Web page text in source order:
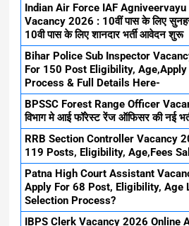
Indian Air Force IAF
Vacancy 2026 : 10वीं पास के लिए
10वी पास के लिए शानदार भर्ती आवेदन शुरू
Bihar Police Sub Inspector
For 150 Post Eligibility,
Process & Full Details Here-
BPSSC Forest Range Officer
विभाग मे आई फॉरेस्ट रेंज ऑफिसर की नई
RRB Section Controller Vacancy
119 Posts, Eligibility, Age,Fees
Patna High Court Assistant
Apply For 68 Post, Eligibility, Age
Selection Process?
IBPS Clerk Vacancy 2026 Online